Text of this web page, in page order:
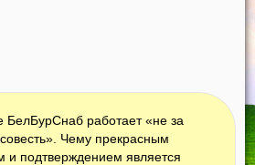
БелБурСнаб работает «не за
Чему прекрасным
и подтверждением является